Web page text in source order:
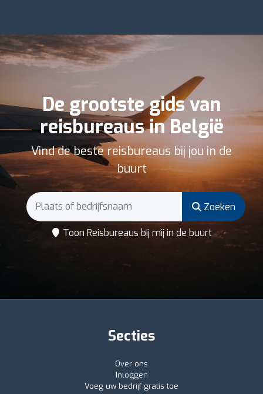
De grootste gids van
reisbureaus in België
Vind de beste reisbureaus bij jou in de
buurt
Zoeken
Toon Reisbureaus bij mij in de buurt
Secties
Over ons
Inloggen
Voeg uw bedrijf gratis toe